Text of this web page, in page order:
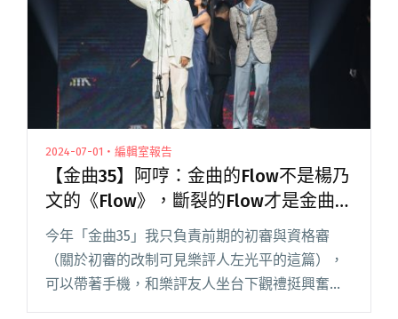
操歌迷——金音15七大亮點回顧"
2024-07-01・編輯室報告
【金曲35】阿哼：金曲的Flow不是楊乃
文的《Flow》，斷裂的Flow才是金曲的
Flow。
今年「金曲35」我只負責前期的初審與資格審
（關於初審的改制可見樂評人左光平的這篇），
可以帶著手機，和樂評友人坐台下觀禮挺興奮。
巨棒舞台結構壯美，七字型斜切小巨蛋，隨著演